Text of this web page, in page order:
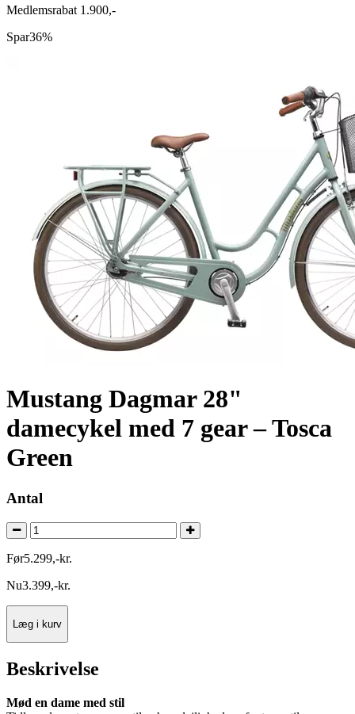
Medlemsrabat 1.900,-
Spar36%
Mustang Dagmar 28"
damecykel med 7 gear – Tosca
Green
Antal
Før5.299,-kr.
Nu3.399,-kr.
Læg i kurv
Beskrivelse
Mød en dame med stil